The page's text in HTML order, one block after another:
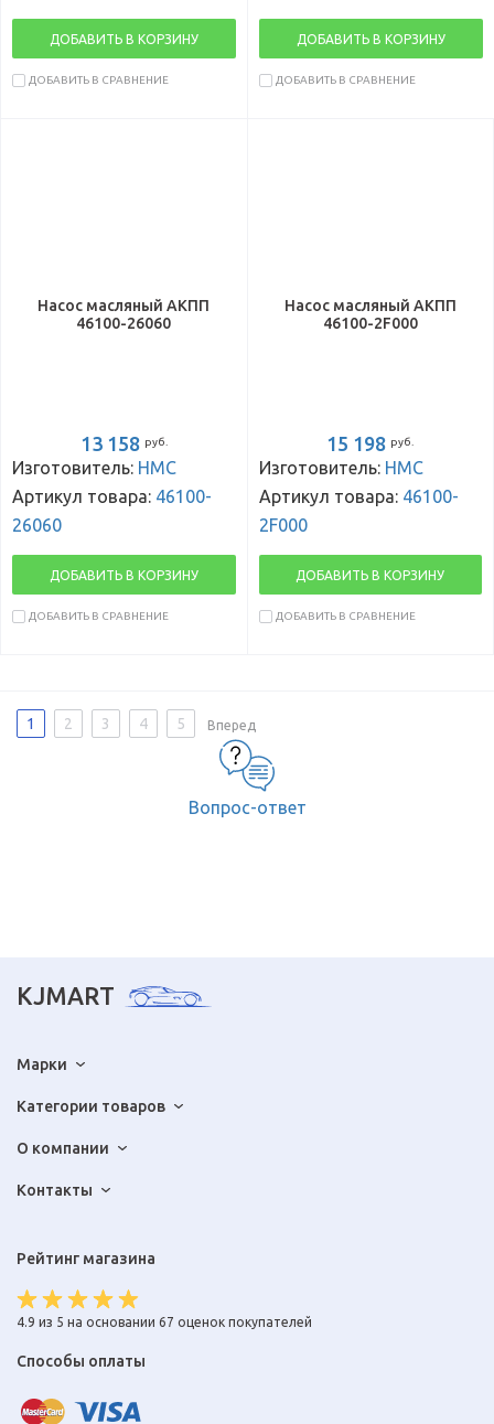
ДОБАВИТЬ В КОРЗИНУ
ДОБАВИТЬ В СРАВНЕНИЕ
ДОБАВИТЬ В КОРЗИНУ
ДОБАВИТЬ В СРАВНЕНИЕ
Насос масляный АКПП
46100-26060
13 158 руб.
Изготовитель: HMC
Артикул товара: 46100-
26060
ДОБАВИТЬ В КОРЗИНУ
ДОБАВИТЬ В СРАВНЕНИЕ
Насос масляный АКПП
46100-2F000
15 198 руб.
Изготовитель: HMC
Артикул товара: 46100-
2F000
ДОБАВИТЬ В КОРЗИНУ
ДОБАВИТЬ В СРАВНЕНИЕ
1 2 3 4 5 Вперед
Вопрос-ответ
KJMART
Марки
Категории товаров
О компании
Контакты
Рейтинг магазина
4.9 из 5 на основании 67 оценок покупателей
Способы оплаты